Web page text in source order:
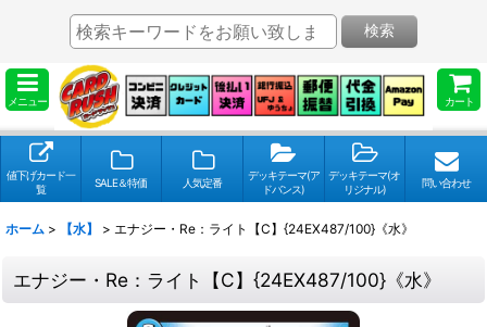
メニュー カート
検索
値下げカード一
覧
SALE＆特価 人気定番
デッキテーマ(ア
ドバンス)
デッキテーマ(オ
リジナル)
問い合わせ
ホーム > 【水】 > エナジー・Re：ライト【C】{24EX487/100}《水》
エナジー・Re：ライト【C】{24EX487/100}《水》